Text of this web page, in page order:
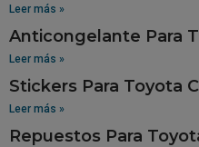
Leer más »
Anticongelante Para
Leer más »
Stickers Para Toyota
Leer más »
Repuestos Para